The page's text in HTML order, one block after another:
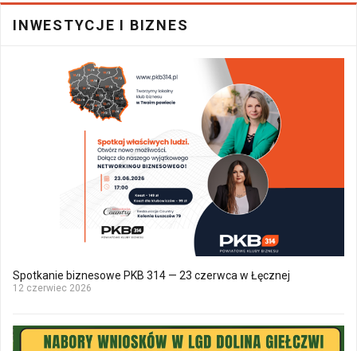
INWESTYCJE I BIZNES
Spotkanie biznesowe PKB 314 — 23 czerwca w Łęcznej
12 czerwiec 2026